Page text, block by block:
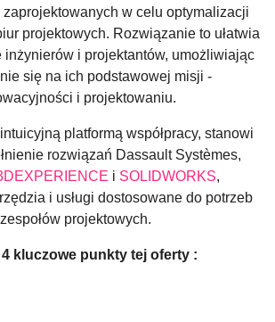
zaprojektowanych w celu optymalizacji
projektowych. Rozwiązanie to ułatwia
inżynierów i projektantów, umożliwiając
się na ich podstawowej misji -
i projektowaniu.
platformą współpracy, stanowi
rozwiązań Dassault Systèmes,
i SOLIDWORKS,
i usługi dostosowane do potrzeb
zespołów projektowych.
kluczowe punkty tej oferty :